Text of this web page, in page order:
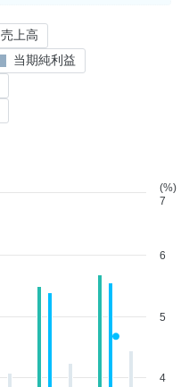
4
5
6
(%)
7
売上高
当期純利益